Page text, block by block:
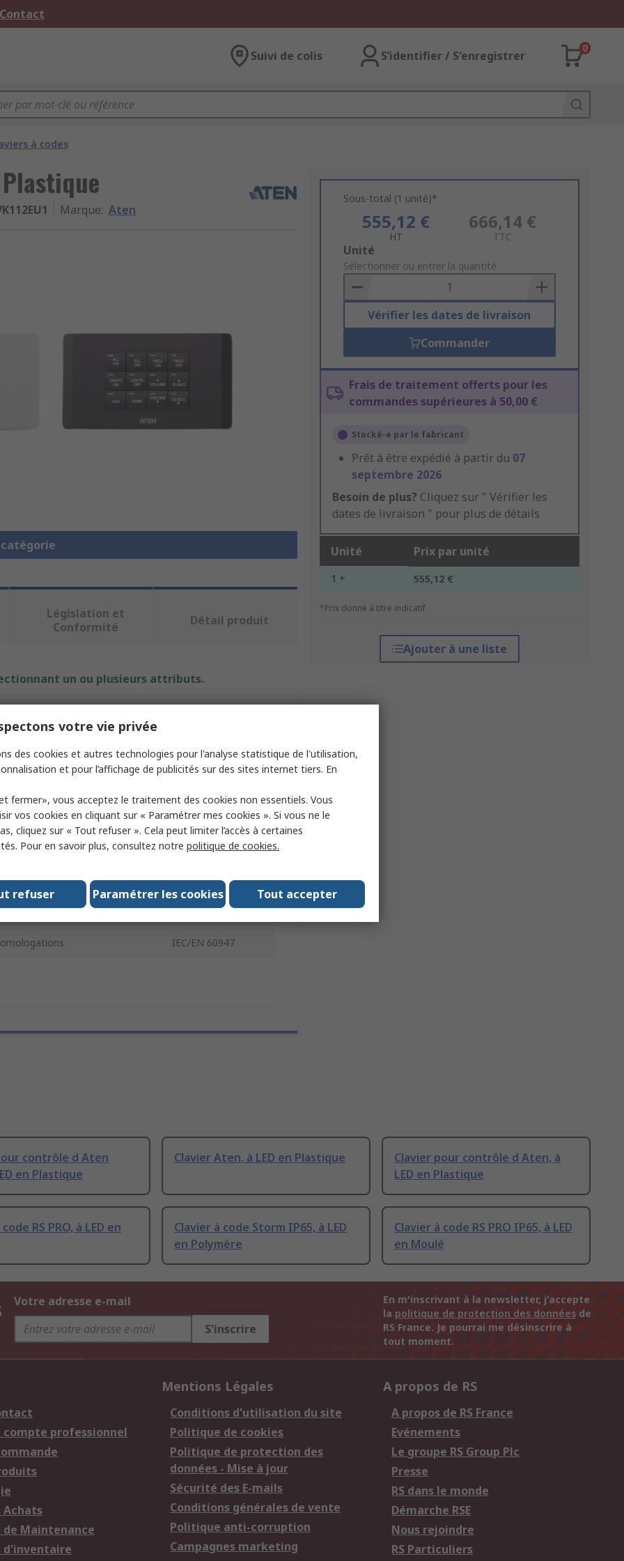
Suivi de colis S’identifier / S'enregistrer
0
à codes
Marque: Aten
Sous-total (1 unité)*
555,12 €
HT
666,14 €
TTC
Add
to
Basket
Unité
Sélectionner ou entrer la quantité
Vérifier les dates de livraison
Commander
Frais de traitement offerts pour les
commandes supérieures à 50,00 €
Stocké-e par le fabricant
Prêt à être expédié à partir du 07
septembre 2026
Besoin de plus? Cliquez sur " Vérifier les
dates de livraison " pour plus de détails
Unité Prix par unité
1 + 555,12 €
*Prix donné à titre indicatif
Ajouter à une liste
Législation et
Conformité
Détail produit
un ou plusieurs attributs.
Clavier
d'état LED
clavier Plastique
IEC/EN 60947
contrôle d Aten
en Plastique
Clavier Aten, à LED en Plastique
Clavier pour contrôle d Aten, à
LED en Plastique
RS PRO, à LED en
Clavier à code Storm IP65, à LED
en Polymère
Clavier à code RS PRO IP65, à LED
en Moulé
Votre adresse e-mail
S'inscrire
En m'inscrivant à la newsletter, j'accepte
la politique de protection des données de
RS France. Je pourrai me désinscrire à
tout moment.
compte professionnel
Achats
de Maintenance
d'inventaire
Mentions Légales
Conditions d'utilisation du site
Politique de cookies
Politique de protection des
données - Mise à jour
Sécurité des E-mails
Conditions générales de vente
Politique anti-corruption
Campagnes marketing
A propos de RS
A propos de RS France
Evénements
Le groupe RS Group Plc
Presse
RS dans le monde
Démarche RSE
Nous rejoindre
RS Particuliers
votre vie privée
des cookies et autres technologies pour l'analyse statistique de l'utilisation,
et pour l’affichage de publicités sur des sites internet tiers. En
fermer», vous acceptez le traitement des cookies non essentiels. Vous
vos cookies en cliquant sur « Paramétrer mes cookies ». Si vous ne le
cliquez sur « Tout refuser ». Cela peut limiter l’accès à certaines
Pour en savoir plus, consultez notre politique de cookies.
Tout accepter
Paramétrer les cookies
refuser